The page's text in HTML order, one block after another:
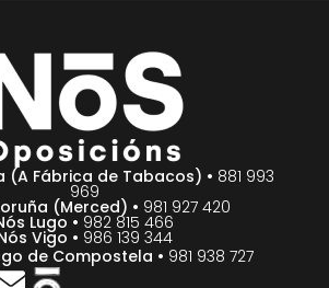
(A Fábrica de Tabacos) • 881 993
969
(Merced) • 981 927 420
Lugo • 982 815 466
Vigo • 986 139 344
de Compostela • 981 938 727